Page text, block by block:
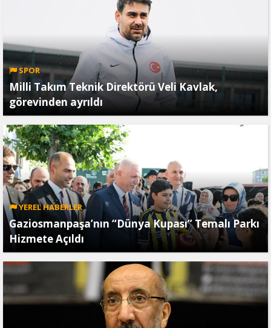
SPOR
Milli Takım Teknik Direktörü Veli Kavlak,
görevinden ayrıldı
YEREL HABERLER
Gaziosmanpaşa’nın “Dünya Kupası” Temalı Parkı
Hizmete Açıldı